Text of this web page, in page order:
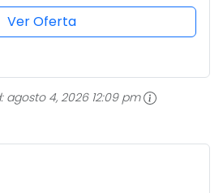
Ver Oferta
agosto 4, 2026 12:09 pm